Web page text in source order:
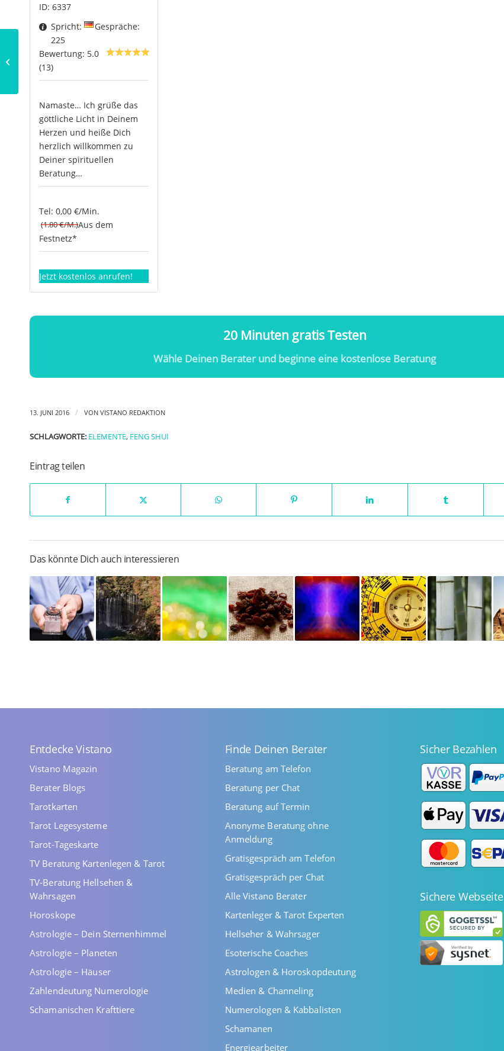
ID: 6337
Spricht:
Gespräche:
225
Bewertung: 5.0
(13)
Namaste… Ich grüße das
göttliche Licht in Deinem
Herzen und heiße Dich
herzlich willkommen zu
Deiner spirituellen
Beratung…
Tel: 0,00 €/Min.
(1.80 €/M.)Aus dem
Festnetz*
Jetzt kostenlos anrufen!
20 Minuten gratis Testen
Wähle Deinen Berater und beginne eine kostenlose Beratung
13. JUNI 2016 / VON VISTANO REDAKTION
SCHLAGWORTE: ELEMENTE, FENG SHUI
Eintrag teilen
Das könnte Dich auch interessieren
Entdecke Vistano
Vistano Magazin
Berater Blogs
Tarotkarten
Tarot Legesysteme
Tarot-Tageskarte
TV Beratung Kartenlegen & Tarot
TV-Beratung Hellsehen &
Wahrsagen
Horoskope
Astrologie – Dein Sternenhimmel
Astrologie – Planeten
Astrologie – Häuser
Zahlendeutung Numerologie
Schamanischen Krafttiere
Finde Deinen Berater
Beratung am Telefon
Beratung per Chat
Beratung auf Termin
Anonyme Beratung ohne
Anmeldung
Gratisgespräch am Telefon
Gratisgespräch per Chat
Alle Vistano Berater
Kartenleger & Tarot Experten
Hellseher & Wahrsager
Esoterische Coaches
Astrologen & Horoskopdeutung
Medien & Channeling
Numerologen & Kabbalisten
Schamanen
Energiearbeiter
Sicher Bezahlen
Sichere Webseite
Feng Shui, was ist das?